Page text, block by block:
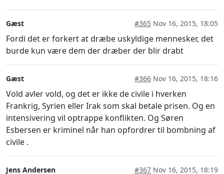
Gæst #365 Nov 16, 2015, 18:05
Fordi det er forkert at dræbe uskyldige mennesker, det
burde kun være dem der dræber der blir drabt
Gæst #366 Nov 16, 2015, 18:16
Vold avler vold, og det er ikke de civile i hverken
Frankrig, Syrien eller Irak som skal betale prisen. Og en
intensivering vil optrappe konflikten. Og Søren
Esbersen er kriminel når han opfordrer til bombning af
civile .
Jens Andersen #367 Nov 16, 2015, 18:19